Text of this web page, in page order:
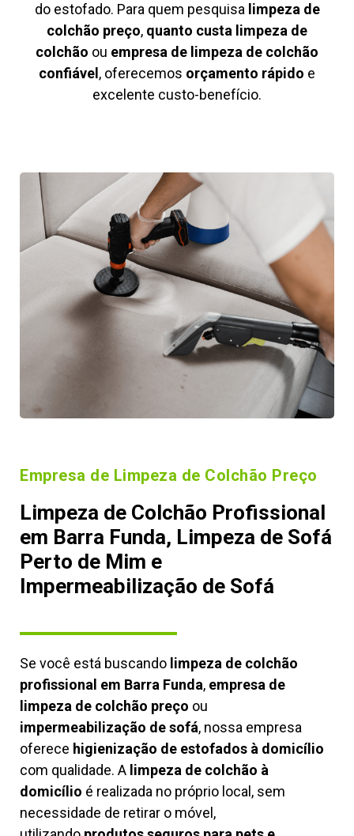
do estofado. Para quem pesquisa limpeza de
colchão preço, quanto custa limpeza de
colchão ou empresa de limpeza de colchão
confiável , oferecemos orçamento rápido e
excelente custo-benefício.
Empresa de Limpeza de Colchão Preço
Limpeza de Colchão Profissional
em Barra Funda, Limpeza de Sofá
Perto de Mim e
Impermeabilização de Sofá
Se você está buscando limpeza de colchão
profissional em Barra Funda, empresa de
limpeza de colchão preço ou
impermeabilização de sofá, nossa empresa
oferece higienização de estofados à domicílio
com qualidade. A limpeza de colchão à
domicílio é realizada no próprio local, sem
necessidade de retirar o móvel,